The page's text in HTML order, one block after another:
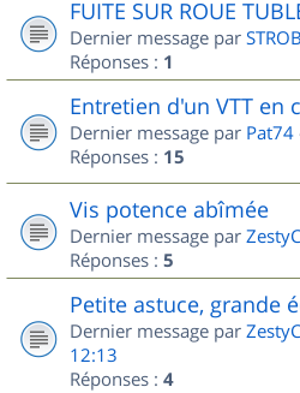
FUITE SUR ROUE
Dernier message par
Réponses : 1
Entretien d'un VTT en
Dernier message par Pat74
Réponses : 15
Vis potence abîmée
Dernier message par
Réponses : 5
Petite astuce, grande
Dernier message par
12:13
Réponses : 4